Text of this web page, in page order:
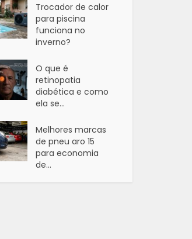
Trocador de calor
para piscina
funciona no
inverno?
O que é
retinopatia
diabética e como
ela se...
Melhores marcas
de pneu aro 15
para economia
de...